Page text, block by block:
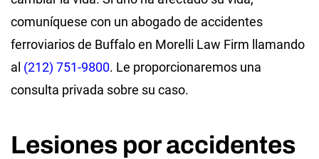
comuníquese con un abogado de accidentes
ferroviarios de Buffalo en Morelli Law Firm llamando
al (212) 751-9800. Le proporcionaremos una
consulta privada sobre su caso.
Lesiones por accidentes